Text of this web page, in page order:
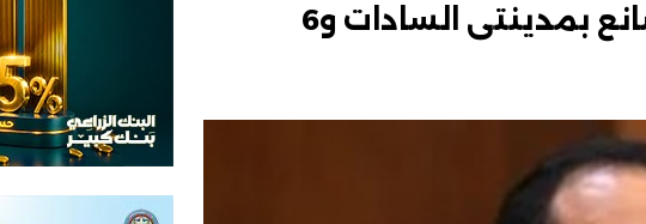
رئيس الوزراء يفتتح غدا عددا من المصانع بمدينتى السادات و6